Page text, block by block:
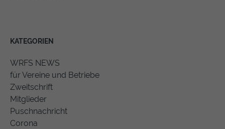
KATEGORIEN
WRFS NEWS
für Vereine und Betriebe
Zweitschrift
Mitglieder
Puschnachricht
Corona